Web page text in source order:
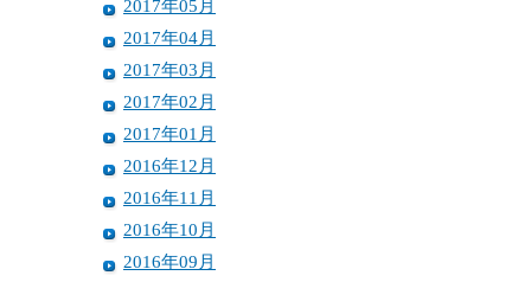
2017年05月
2017年04月
2017年03月
2017年02月
2017年01月
2016年12月
2016年11月
2016年10月
2016年09月